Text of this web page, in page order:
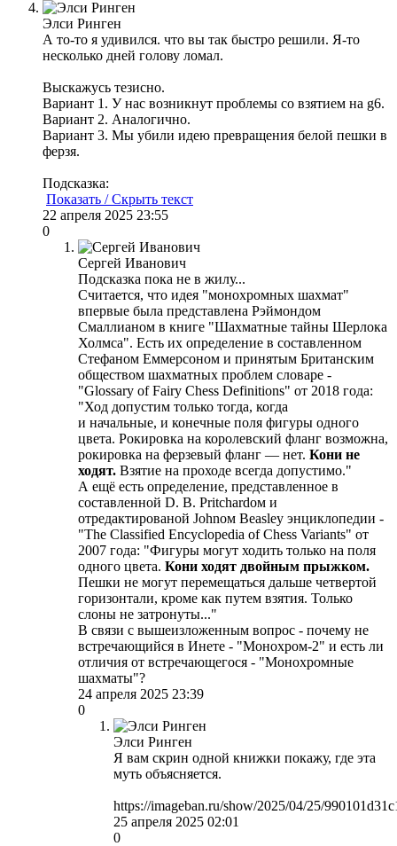
Элси Ринген
А то-то я удивился. что вы так быстро решили. Я-то
несколько дней голову ломал.
Выскажусь тезисно.
Вариант 1. У нас возникнут проблемы со взятием на g6.
Вариант 2. Аналогично.
Вариант 3. Мы убили идею превращения белой пешки в
ферзя.
Подсказка:
Показать / Скрыть текст
22 апреля 2025 23:55
0
Сергей Иванович
Подсказка пока не в жилу...
Считается, что идея "монохромных шахмат"
впервые была представлена Рэймондом
Смаллианом в книге "Шахматные тайны Шерлока
Холмса". Есть их определение в составленном
Стефаном Еммерсоном и принятым Британским
обществом шахматных проблем словаре -
"Glossary of Fairy Chess Definitions" от 2018 года:
"Ход допустим только тогда, когда
и начальные, и конечные поля фигуры одного
цвета. Рокировка на королевский фланг возможна,
рокировка на ферзевый фланг — нет. Кони не
ходят. Взятие на проходе всегда допустимо."
А ещё есть определение, представленное в
составленной D. B. Pritchardом и
отредактированой Johnом Beasley энциклопедии -
"The Classified Encyclopedia of Chess Variants" от
2007 года: "Фигуры могут ходить только на поля
одного цвета. Кони ходят двойным прыжком.
Пешки не могут перемещаться дальше четвертой
горизонтали, кроме как путем взятия. Только
слоны не затронуты..."
В связи с вышеизложенным вопрос - почему не
встречающийся в Инете - "Монохром-2" и есть ли
отличия от встречающегося - "Монохромные
шахматы"?
24 апреля 2025 23:39
0
Элси Ринген
Я вам скрин одной книжки покажу, где эта
муть объясняется.
https://imageban.ru/show/2025/04/25/
25 апреля 2025 02:01
0